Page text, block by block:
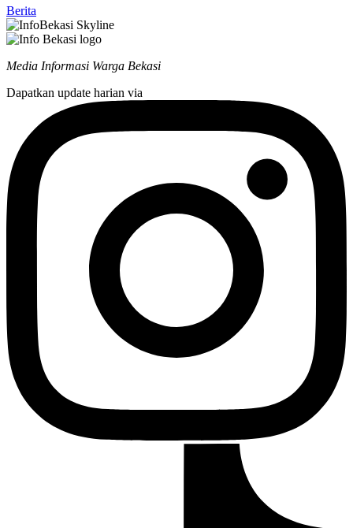
Berita
Media Informasi Warga Bekasi
Dapatkan update harian via